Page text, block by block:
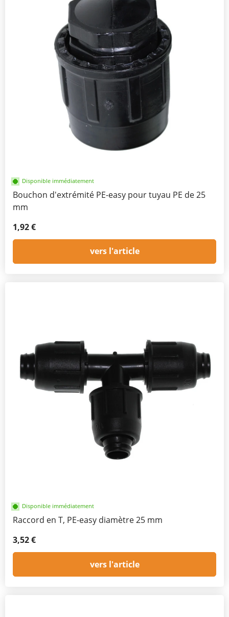
Disponible immédiatement
Bouchon d'extrémité PE-easy pour tuyau PE de 25
mm
1,92 €
vers l'article
Disponible immédiatement
Raccord en T, PE-easy diamètre 25 mm
3,52 €
vers l'article